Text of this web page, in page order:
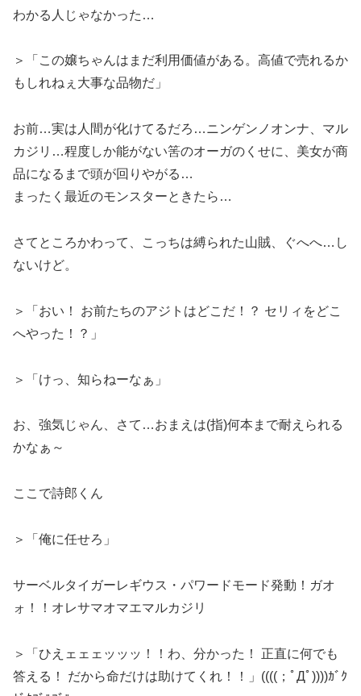
わかる人じゃなかった…
＞「この嬢ちゃんはまだ利用価値がある。高値で売れるか
もしれねぇ大事な品物だ」
お前…実は人間が化けてるだろ…ニンゲンノオンナ、マル
カジリ…程度しか能がない筈のオーガのくせに、美女が商
品になるまで頭が回りやがる…
まったく最近のモンスターときたら…
さてところかわって、こっちは縛られた山賊、ぐへへ…し
ないけど。
＞「おい！ お前たちのアジトはどこだ！？ セリィをどこ
へやった！？」
＞「けっ、知らねーなぁ」
お、強気じゃん、さて…おまえは(指)何本まで耐えられる
かなぁ～
ここで詩郎くん
＞「俺に任せろ」
サーベルタイガーレギウス・パワードモード発動！ガオ
ォ！！オレサマオマエマルカジリ
＞「ひえェェェッッッ！！わ、分かった！ 正直に何でも
答える！ だから命だけは助けてくれ！！」((((；ﾟДﾟ))))ｶﾞｸ